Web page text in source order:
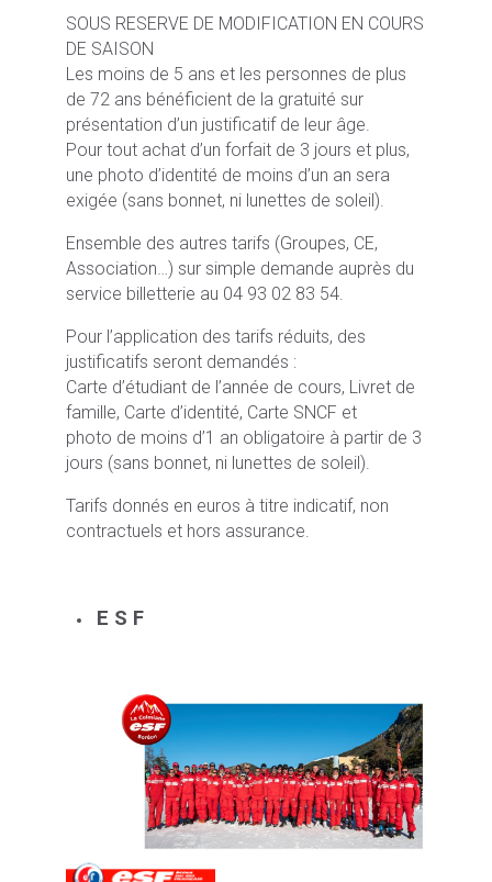
SOUS RESERVE DE MODIFICATION EN COURS
DE SAISON
Les moins de 5 ans et les personnes de plus
de 72 ans bénéficient de la gratuité sur
présentation d’un justificatif de leur âge.
Pour tout achat d’un forfait de 3 jours et plus,
une photo d’identité de moins d’un an sera
exigée (sans bonnet, ni lunettes de soleil).
Ensemble des autres tarifs (Groupes, CE,
Association…) sur simple demande auprès du
service billetterie au 04 93 02 83 54.
Pour l’application des tarifs réduits, des
justificatifs seront demandés :
Carte d’étudiant de l’année de cours, Livret de
famille, Carte d’identité, Carte SNCF et
photo de moins d’1 an obligatoire à partir de 3
jours (sans bonnet, ni lunettes de soleil).
Tarifs donnés en euros à titre indicatif, non
contractuels et hors assurance.
E S F